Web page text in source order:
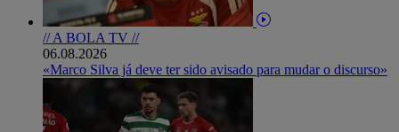
// A BOLA TV //
06.08.2026
«Marco Silva já deve ter sido avisado para mudar o discurso»